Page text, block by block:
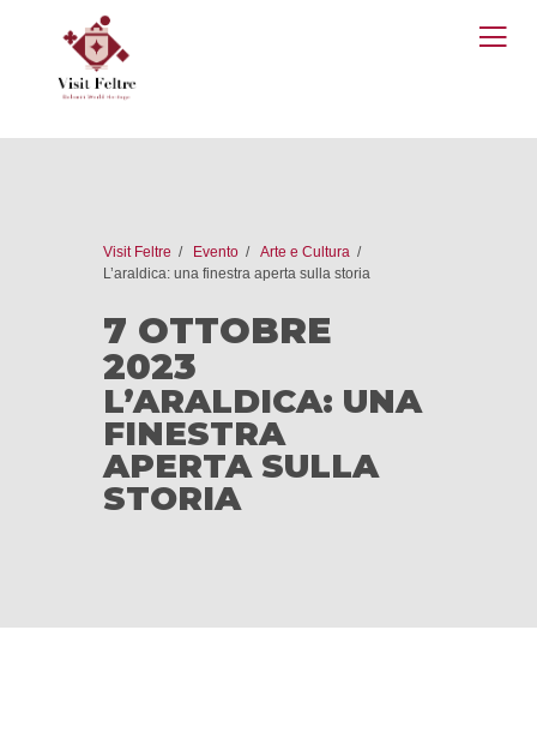
Visit Feltre Evento
Arte e Cultura
L’araldica: una finestra aperta sulla storia
7 OTTOBRE
2023
L’ARALDICA: UNA
FINESTRA
APERTA SULLA
STORIA